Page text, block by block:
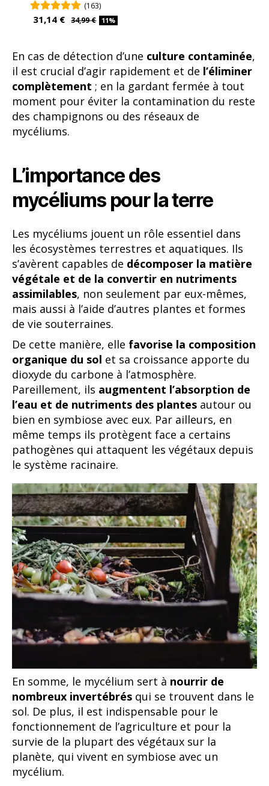
(163)
31,14 € 34,99 € 11%
En cas de détection d’une culture contaminée,
il est crucial d’agir rapidement et de l’éliminer
complètement ; en la gardant fermée à tout
moment pour éviter la contamination du reste
des champignons ou des réseaux de
mycéliums.
L’importance des
mycéliums pour la terre
Les mycéliums jouent un rôle essentiel dans
les écosystèmes terrestres et aquatiques. Ils
s’avèrent capables de décomposer la matière
végétale et de la convertir en nutriments
assimilables, non seulement par eux-mêmes,
mais aussi à l’aide d’autres plantes et formes
de vie souterraines.
De cette manière, elle favorise la composition
organique du sol et sa croissance apporte du
dioxyde du carbone à l’atmosphère.
Pareillement, ils augmentent l’absorption de
l’eau et de nutriments des plantes autour ou
bien en symbiose avec eux. Par ailleurs, en
même temps ils protègent face a certains
pathogènes qui attaquent les végétaux depuis
le système racinaire.
En somme, le mycélium sert à nourrir de
nombreux invertébrés qui se trouvent dans le
sol. De plus, il est indispensable pour le
fonctionnement de l’agriculture et pour la
survie de la plupart des végétaux sur la
planète, qui vivent en symbiose avec un
mycélium.